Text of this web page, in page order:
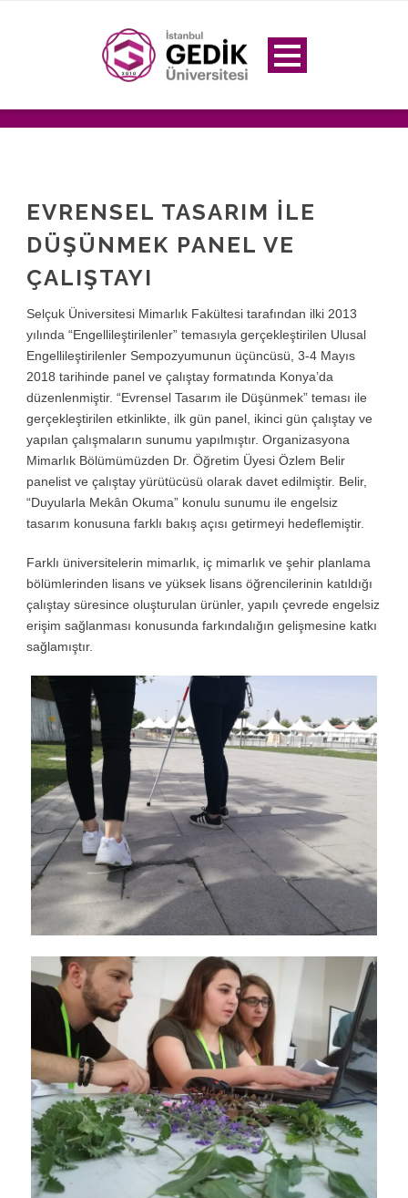
EVRENSEL TASARIM ILE
DÜŞÜNMEK PANEL VE
ÇALIŞTAYI
Selçuk Üniversitesi Mimarlık Fakültesi tarafından ilki 2013
yılında “Engellileştirilenler” temasıyla gerçekleştirilen Ulusal
Engellileştirilenler Sempozyumunun üçüncüsü, 3-4 Mayıs
2018 tarihinde panel ve çalıştay formatında Konya’da
düzenlenmiştir. “Evrensel Tasarım ile Düşünmek” teması ile
gerçekleştirilen etkinlikte, ilk gün panel, ikinci gün çalıştay ve
yapılan çalışmaların sunumu yapılmıştır. Organizasyona
Mimarlık Bölümümüzden Dr. Öğretim Üyesi Özlem Belir
panelist ve çalıştay yürütücüsü olarak davet edilmiştir. Belir,
“Duyularla Mekân Okuma” konulu sunumu ile engelsiz
tasarım konusuna farklı bakış açısı getirmeyi hedeflemiştir.
Farklı üniversitelerin mimarlık, iç mimarlık ve şehir planlama
bölümlerinden lisans ve yüksek lisans öğrencilerinin katıldığı
çalıştay süresince oluşturulan ürünler, yapılı çevrede engelsiz
erişim sağlanması konusunda farkındalığın gelişmesine katkı
sağlamıştır.